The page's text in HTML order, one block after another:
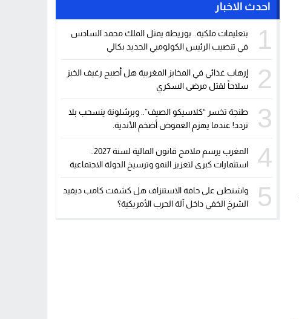
احدث الاخبار
1
بتعليمات ملكية.. بوريطة يمثل الملك محمد السادس
في تنصيب الرئيس الكولومبي الجديد بكالي
2
إرهاب غذائي في المخابز المغربية هل أصبح رغيف الخبز
سلاحاً لقتل مرضى السكري
3
طنجة تخسر “كلاسيكو الصيف”.. وبرشلونة ينسحب بلا
تردد! عندما يهزم الغموض أضخم الأندية.
4
استثمارات كبرى لتعزيز النمو وترسيخ الدولة الاجتماعية
5
واشنطن على حافة الاستنزاف هل كشفت كامب ديفيد
الشرخ الخفي داخل آلة الحرب الأمريكية؟